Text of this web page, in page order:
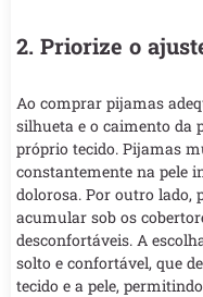
2. Priorize o
Ao comprar pijamas
silhueta e o caimento da
próprio tecido. Pijamas
constantemente na pele
dolorosa. Por outro lado,
acumular sob os
desconfortáveis. A
solto e confortável, que
tecido e a pele,